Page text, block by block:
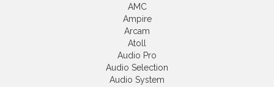
AMC
Ampire
Arcam
Atoll
Audio Pro
Audio Selection
Audio System